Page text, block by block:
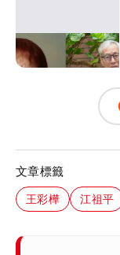
文章標籤
王彩樺 江祖平